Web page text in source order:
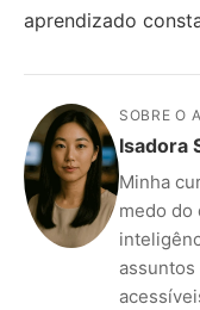
aprendizado
SOBRE O
Isadora
Minha
medo do
assuntos